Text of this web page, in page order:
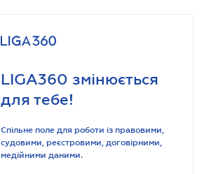
LIGA360 змінюється
для тебе!
Спільне поле для роботи із правовими,
судовими, реєстровими, договірними,
медійними даними.